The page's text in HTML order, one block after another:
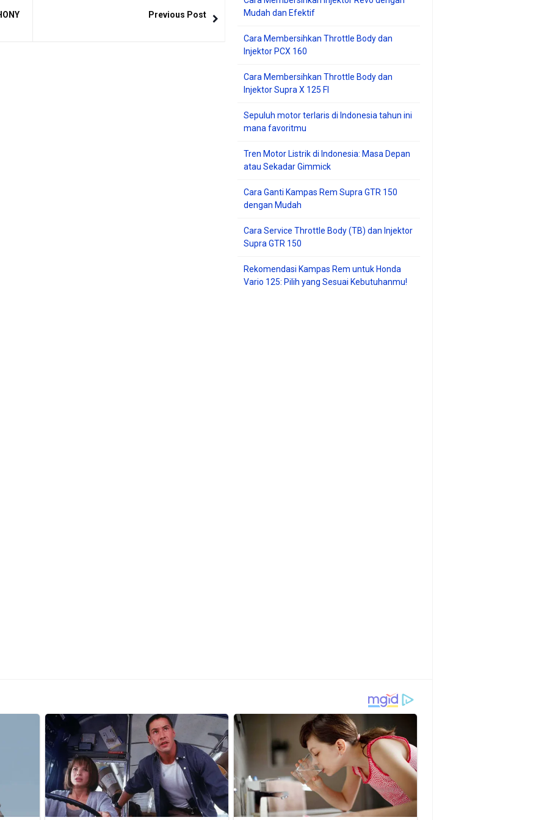
Previous Post
Mudah dan Efektif
Cara Membersihkan Throttle Body dan
Injektor PCX 160
Cara Membersihkan Throttle Body dan
Injektor Supra X 125 FI
Sepuluh motor terlaris di Indonesia tahun ini
mana favoritmu
Tren Motor Listrik di Indonesia: Masa Depan
atau Sekadar Gimmick
Cara Ganti Kampas Rem Supra GTR 150
dengan Mudah
Cara Service Throttle Body (TB) dan Injektor
Supra GTR 150
Rekomendasi Kampas Rem untuk Honda
Vario 125: Pilih yang Sesuai Kebutuhanmu!